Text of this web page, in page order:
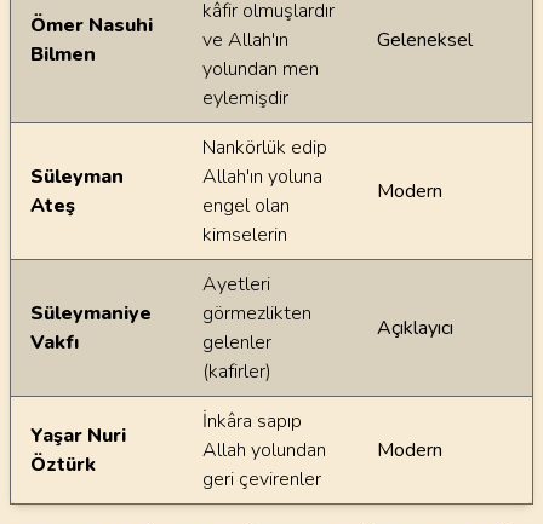
Ömer Nasuhi
Bilmen
kâfir olmuşlardır
ve Allah'ın
yolundan men
eylemişdir
Geleneksel
Süleyman
Ateş
Nankörlük edip
Allah'ın yoluna
engel olan
kimselerin
Modern
Süleymaniye
Vakfı
Ayetleri
görmezlikten
gelenler
(kafirler)
Açıklayıcı
Yaşar Nuri
Öztürk
İnkâra sapıp
Allah yolundan
geri çevirenler
Modern